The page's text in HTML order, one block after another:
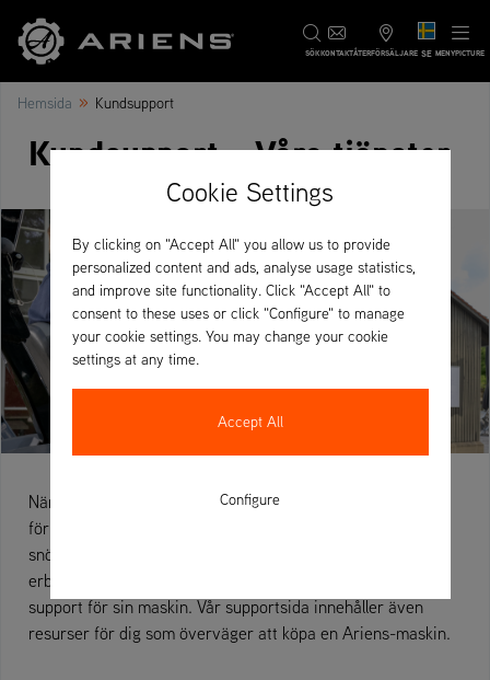
SÖKKONTAKTÅTERFÖRSÄLJARE SE MENYPICTURE
Hemsida » Kundsupport
Kundsupport - Våra tjänster
När du köper en Ariens-maskin blir du en uppskattad kund
för livet. Med tiden kommer din Zero-Turn-klippare eller
snöslunga att behöva service och underhåll. Den här sidan
erbjuder en rad verktyg för produktägare som behöver
support för sin maskin. Vår supportsida innehåller även
resurser för dig som överväger att köpa en Ariens-maskin.
Cookie Settings
By clicking on "Accept All" you allow us to provide
personalized content and ads, analyse usage statistics,
and improve site functionality. Click "Accept All" to
consent to these uses or click "Configure" to manage
your cookie settings. You may change your cookie
settings at any time.
Accept All
Configure